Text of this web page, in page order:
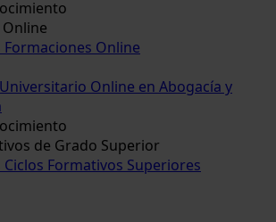
Online
Online en Abogacía y
de Grado Superior
Formativos Superiores